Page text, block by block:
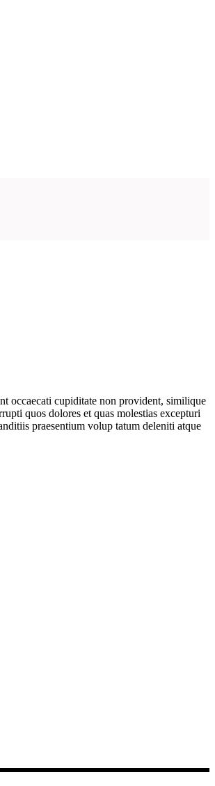
occaecati cupiditate non provident, similique
quos dolores et quas molestias excepturi
praesentium volup tatum deleniti atque